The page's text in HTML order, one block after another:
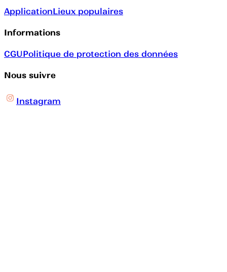
ApplicationLieux populaires
Informations
CGUPolitique de protection des données
Nous suivre
Instagram